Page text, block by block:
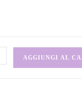
AGGIUNGI AL